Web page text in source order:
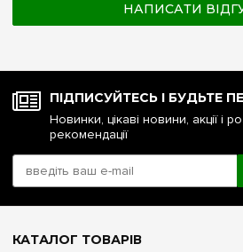
НАПИСАТИ
ПІДПИСУЙТЕСЬ І БУДЬТЕ
Новинки, цікаві новини, акції і
рекомендації
КАТАЛОГ ТОВАРІВ